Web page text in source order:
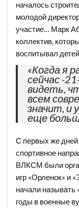
началось
молодой
участие… Марк
коллектив,
воспитывал
«Когда я
сейчас -
видеть,
всем
значит, и
еще
С первых же
спортивное
ВЛКСМ были
игр «Орленок» и
начали называть
годы в военные